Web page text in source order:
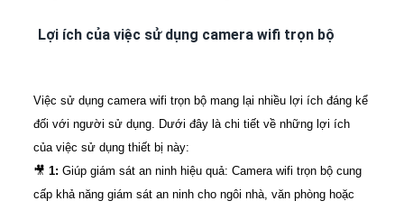
Lợi ích của việc sử dụng camera wifi trọn bộ
Việc sử dụng camera wifi trọn bộ mang lại nhiều lợi ích đáng kể
đối với người sử dụng. Dưới đây là chi tiết về những lợi ích
của việc sử dụng thiết bị này:
🎥 1: Giúp giám sát an ninh hiệu quả: Camera wifi trọn bộ cung
cấp khả năng giám sát an ninh cho ngôi nhà, văn phòng hoặc